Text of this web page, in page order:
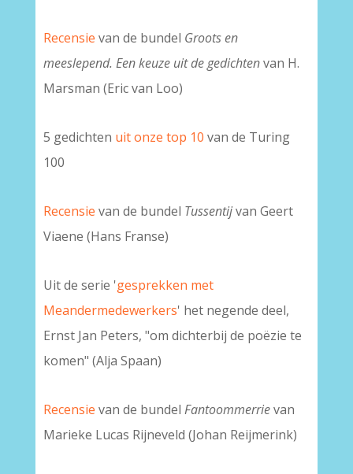
Recensie van de bundel Groots en
meeslepend. Een keuze uit de gedichtenvan H.
Marsman (Eric van Loo)
5 gedichten uit onze top 10 van de Turing
100
Recensie van de bundel Tussentijvan Geert
Viaene (Hans Franse)
Uit de serie 'gesprekken met
Meandermedewerkers' het negende deel,
Ernst Jan Peters, "om dichterbij de poëzie te
komen" (Alja Spaan)
Recensie van de bundel Fantoommerrievan
Marieke Lucas Rijneveld (Johan Reijmerink)